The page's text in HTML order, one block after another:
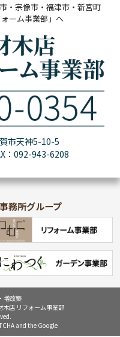
・宗像市・福津市・新宮町
ーム事業部」へ
市天神5-10-5
：092-943-6208
務所グループ
増改築
店 リフォーム事業部
and the Google